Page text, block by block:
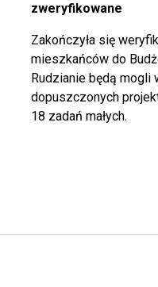
zweryfikowane
Zakończyła się
mieszkańców do
Rudzianie będą mogli
dopuszczonych
18 zadań małych.